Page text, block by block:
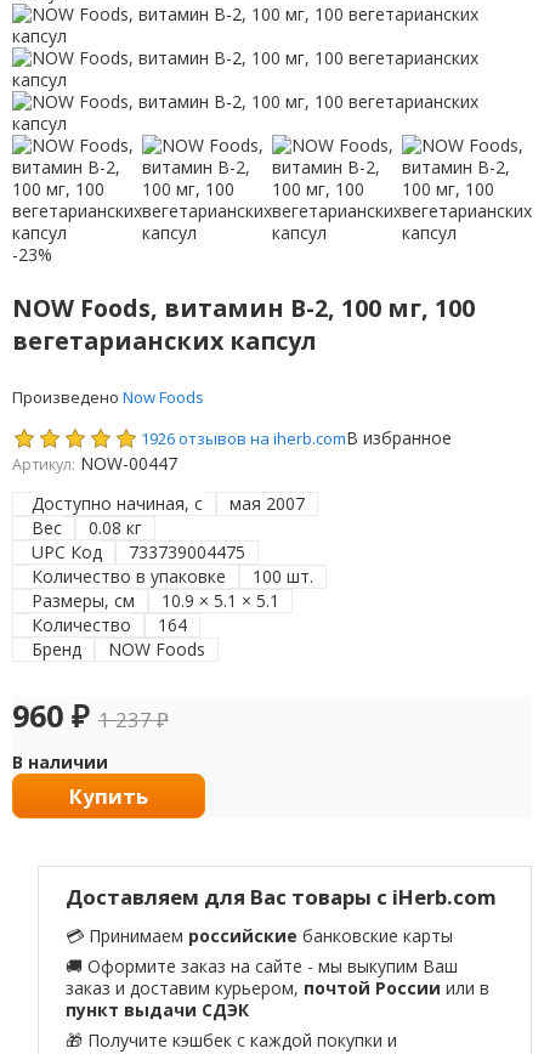
-23%
NOW Foods, витамин B-2, 100 мг, 100
вегетарианских капсул
Произведено Now Foods
1926 отзывов на iherb.comВ избранное
Артикул: NOW-00447
Доступно начиная, с
мая 2007
Вес
0.08 кг
UPC Код
733739004475
Количество в упаковке
100 шт.
Размеры, см
10.9 × 5.1 × 5.1
Количество
164
Бренд
NOW Foods
960 ₽ 1 237₽
В наличии
Купить
Доставляем для Вас товары с iHerb.com
💳 Принимаем российские банковские карты
🚚 Оформите заказ на сайте - мы выкупим Ваш
заказ и доставим курьером, почтой России или в
пункт выдачи СДЭК
🎁 Получите кэшбек с каждой покупки и